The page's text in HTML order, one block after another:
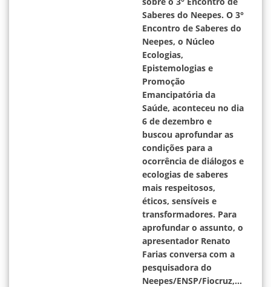
Saberes do Neepes. O 3°
Encontro de Saberes do
Neepes, o Núcleo
Ecologias,
Epistemologias e
Promoção
Emancipatória da
Saúde, aconteceu no dia
6 de dezembro e
buscou aprofundar as
condições para a
ocorrência de diálogos e
ecologias de saberes
mais respeitosos,
éticos, sensíveis e
transformadores. Para
aprofundar o assunto, o
apresentador Renato
Farias conversa com a
pesquisadora do
Neepes/ENSP/Fiocruz,...